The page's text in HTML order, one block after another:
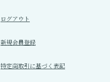
ログアウト
新規会員登録
特定商取引に基づく表記